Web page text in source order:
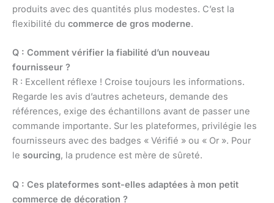
produits avec des quantités plus modestes. C’est la
flexibilité du commerce de gros moderne.
Q : Comment vérifier la fiabilité d’un nouveau
fournisseur ?
R : Excellent réflexe ! Croise toujours les informations.
Regarde les avis d’autres acheteurs, demande des
références, exige des échantillons avant de passer une
commande importante. Sur les plateformes, privilégie les
fournisseurs avec des badges « Vérifié » ou « Or ». Pour
le sourcing, la prudence est mère de sûreté.
Q : Ces plateformes sont-elles adaptées à mon petit
commerce de décoration ?